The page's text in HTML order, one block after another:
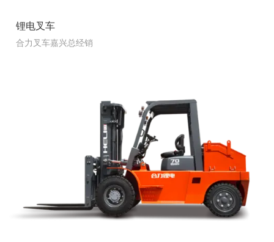
锂电叉车
合力叉车嘉兴总经销